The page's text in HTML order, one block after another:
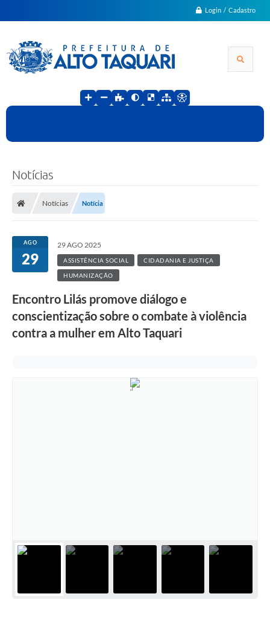
Login / Cadastro
Notícias
Notícias Notícia
AGO
29
29 AGO 2025
ASSISTÊNCIA SOCIAL CIDADANIA E JUSTIÇA
HUMANIZAÇÃO
Encontro Lilás promove diálogo e
conscientização sobre o combate à violência
contra a mulher em Alto Taquari